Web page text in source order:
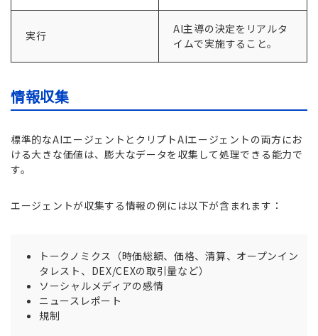
実行
AI主導の決定をリアルタ
イムで実施すること。
情報収集
標準的なAIエージェントとクリプトAIエージェントの両方にお
ける大きな価値は、膨大なデータを収集して処理できる能力で
す。
エージェントが収集する情報の例には以下が含まれます：
トークノミクス（時価総額、価格、清算、オープンイン
タレスト、DEX/CEXの取引量など）
ソーシャルメディアの感情
ニュースレポート
規制